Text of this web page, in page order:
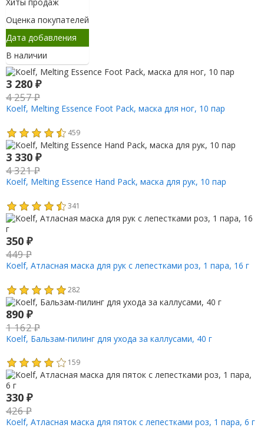
Оценка покупателей
Дата добавления
В наличии
3 280 ₽
4 257₽
Koelf, Melting Essence Foot Pack, маска для ног, 10 пар
459
3 330 ₽
4 321₽
Koelf, Melting Essence Hand Pack, маска для рук, 10 пар
341
350 ₽
449₽
Koelf, Атласная маска для рук с лепестками роз, 1 пара, 16 г
282
890 ₽
1 162₽
Koelf, Бальзам-пилинг для ухода за каллусами, 40 г
159
330 ₽
426₽
Koelf, Атласная маска для пяток с лепестками роз, 1 пара, 6 г